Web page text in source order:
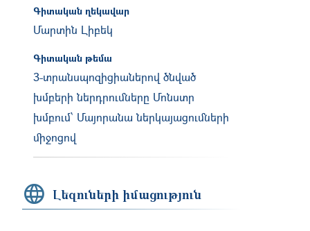
Գիտական ղեկավար
Մարտին Լիբեկ
Գիտական թեմա
3-տրանսպոզիցիաներով ծնված
խմբերի ներդրումները Մոնստր
խմբում՝ Մայորանա ներկայացումների
միջոցով
Լեզուների իմացություն